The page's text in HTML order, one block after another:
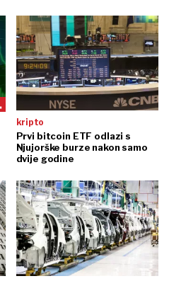
kripto
Prvi bitcoin ETF odlazi s
Njujorške burze nakon samo
dvije godine